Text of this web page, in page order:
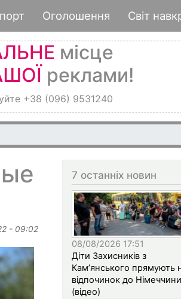
Оголошення Світ
місце
реклами!
+38 (096) 9531240
- 09:02
7 останніх новин
08/08/2026 17:51
Діти Захисників з
Кам’янського прямують
відпочинок до Німеччини
(відео)